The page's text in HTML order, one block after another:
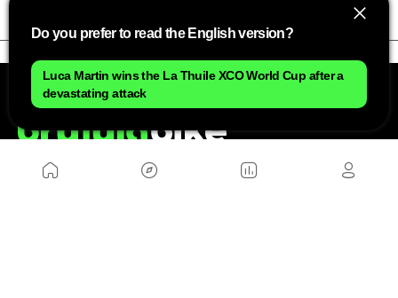
Do you prefer to read the English version?
Luca Martin wins the La Thuile XCO World Cup after a
devastating attack